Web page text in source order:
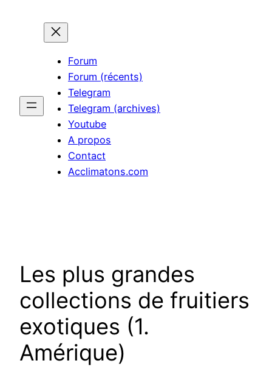
Forum
Forum (récents)
Telegram
Telegram (archives)
Youtube
A propos
Contact
Acclimatons.com
Les plus grandes
collections de fruitiers
exotiques (1.
Amérique)